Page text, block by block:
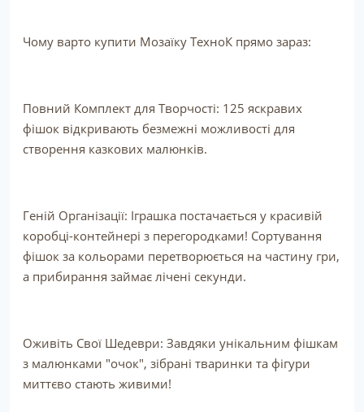
Чому варто купити Мозаїку ТехноК прямо зараз:
Повний Комплект для Творчості: 125 яскравих
фішок відкривають безмежні можливості для
створення казкових малюнків.
Геній Організації: Іграшка постачається у красивій
коробці-контейнері з перегородками! Сортування
фішок за кольорами перетворюється на частину гри,
а прибирання займає лічені секунди.
Оживіть Свої Шедеври: Завдяки унікальним фішкам
з малюнками "очок", зібрані тваринки та фігури
миттєво стають живими!